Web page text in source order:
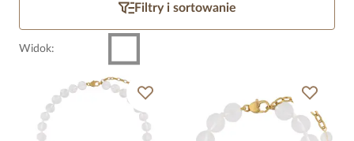
Filtry i sortowanie
Widok: